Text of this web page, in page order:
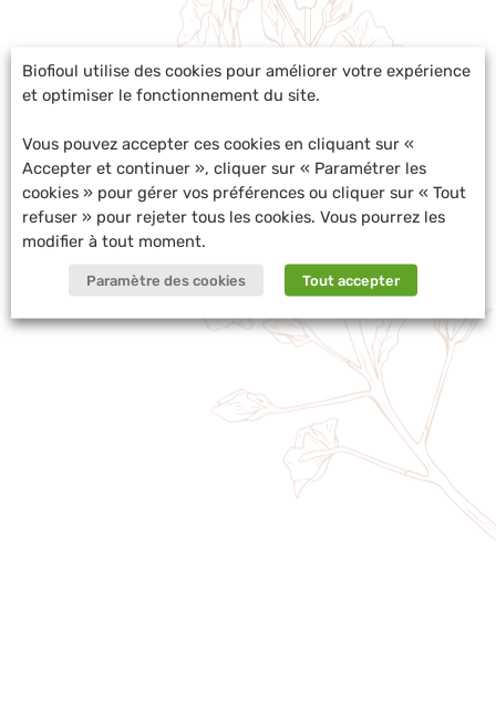
Biofioul utilise des cookies pour améliorer votre expérience
et optimiser le fonctionnement du site.
Vous pouvez accepter ces cookies en cliquant sur «
Accepter et continuer », cliquer sur « Paramétrer les
cookies » pour gérer vos préférences ou cliquer sur « Tout
refuser » pour rejeter tous les cookies. Vous pourrez les
modifier à tout moment.
Paramètre des cookies Tout accepter